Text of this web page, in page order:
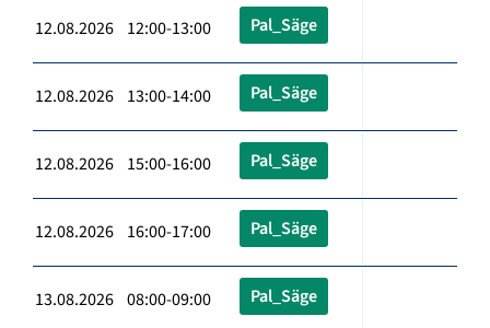
12.08.2026 12:00-13:00 Pal_Säge
12.08.2026 13:00-14:00 Pal_Säge
12.08.2026 15:00-16:00 Pal_Säge
12.08.2026 16:00-17:00 Pal_Säge
13.08.2026 08:00-09:00 Pal_Säge